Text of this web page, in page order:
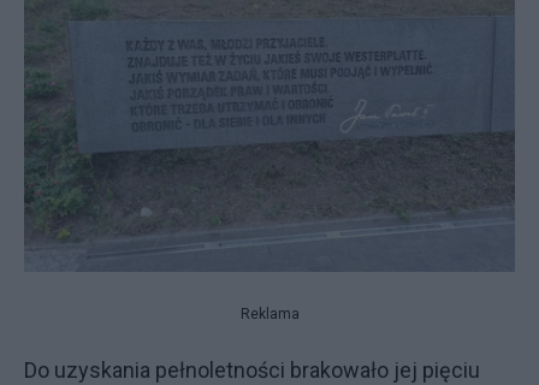
Reklama
Do uzyskania pełnoletności brakowało jej pięciu